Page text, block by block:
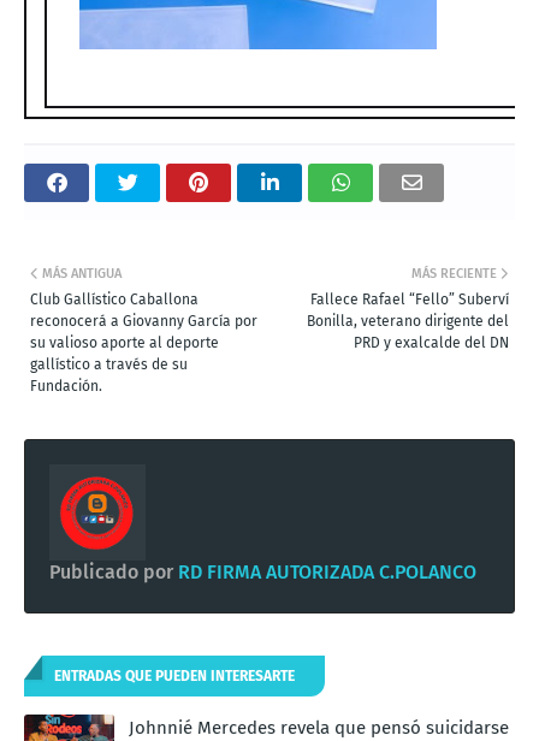
MÁS RECIENTE
Fallece Rafael “Fello” Suberví
Bonilla, veterano dirigente del
PRD y exalcalde del DN
MÁS ANTIGUA
Club Gallístico Caballona
reconocerá a Giovanny García por
su valioso aporte al deporte
gallístico a través de su
Fundación.
Publicado por RD FIRMA AUTORIZADA C.POLANCO
ENTRADAS QUE PUEDEN INTERESARTE
Johnnié Mercedes revela que pensó suicidarse